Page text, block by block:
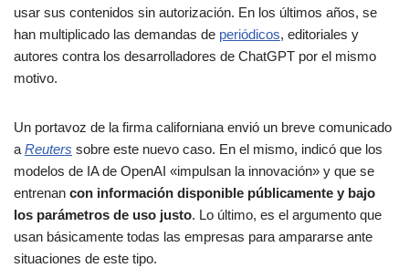
usar sus contenidos sin autorización. En los últimos años, se
han multiplicado las demandas de periódicos, editoriales y
autores contra los desarrolladores de ChatGPT por el mismo
motivo.
Un portavoz de la firma californiana envió un breve comunicado
a Reuters sobre este nuevo caso. En el mismo, indicó que los
modelos de IA de OpenAI «impulsan la innovación» y que se
entrenan con información disponible públicamente y bajo
los parámetros de uso justo. Lo último, es el argumento que
usan básicamente todas las empresas para ampararse ante
situaciones de este tipo.